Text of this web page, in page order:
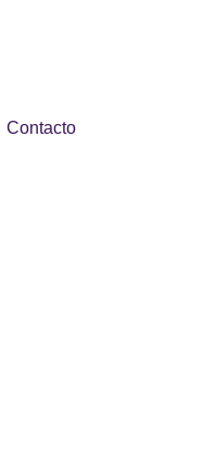
Contacto